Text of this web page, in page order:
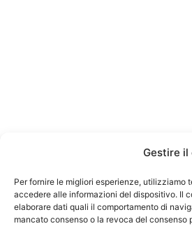
Gestire il
Per fornire le migliori esperienze,
accedere alle informazioni del dispositivo. Il
elaborare dati quali il comportamento di
mancato consenso o la revoca del